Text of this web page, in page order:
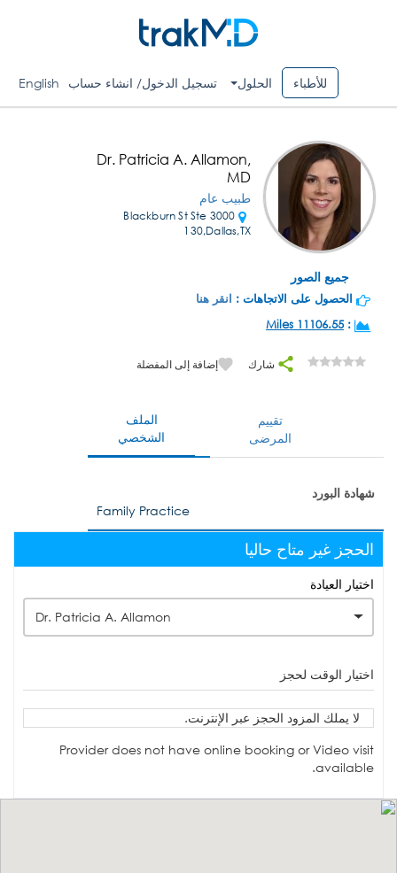
للأطباء الحلول تسجيل الدخول/ انشاء حساب English
جميع الصور
Dr. Patricia A. Allamon,
MD
طبيب عام
3000 Blackburn St Ste
130,Dallas,TX
الحصول على الاتجاهات : انقر هنا
:
11106.55 Miles
شارك إضافة إلى المفضلة
الملف
الشخصي
تقييم
المرضى
شهادة البورد
Family Practice
الحجز غير متاح حاليا
اختيار العيادة
Dr. Patricia A. Allamon
اختيار الوقت لحجز
لا يملك المزود الحجز عبر الإنترنت.
Provider does not have online booking or Video visit
available.